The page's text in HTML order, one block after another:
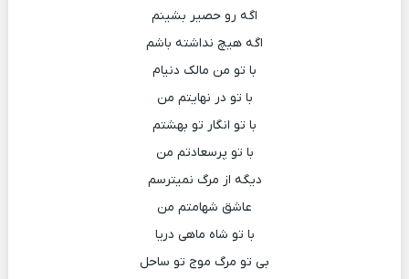
اگه رو حصیر بشینم
اگه هیچ نداشته باشم
با تو من مالک دنیام
با تو در نهایتم من
با تو انگار تو بهشتم
با تو پرسعادتم من
دیگه از مرگ نمیترسم
عاشق شهامتم من
با تو شاه ماهی دریا
بی تو مرگ موج تو ساحل